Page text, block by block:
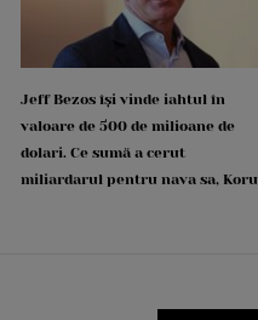
Jeff Bezos își vinde iahtul în
valoare de 500 de milioane de
dolari. Ce sumă a cerut
miliardarul pentru nava sa, Koru